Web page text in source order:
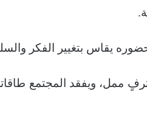
يقاس بتغيير الفكر
ممل، ويفقد المجتمع